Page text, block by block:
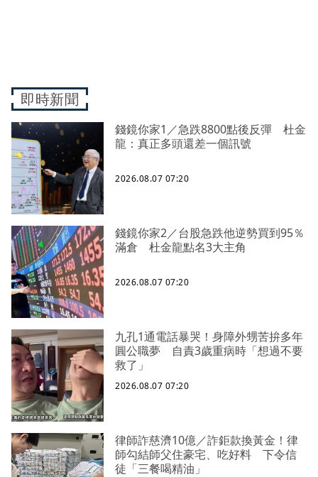
即時新聞
錢鏡你家1／急跌8800點後反彈 杜金
龍：真正多頭還差一個訊號
2026.08.07 07:20
錢鏡你家2／台股急跌他逆勢買到95％
滿倉 杜金龍點名3大主角
2026.08.07 07:20
九孔1通電話暴哭！身障外甥苦拚多年
圓公職夢 自責3歲重病時「想過不要
救了」
2026.08.07 07:20
律師詐慈濟10億／詐鉅款換黃金！律
師勾結師父住豪宅、吃好料 下令信
徒「三餐喝精油」